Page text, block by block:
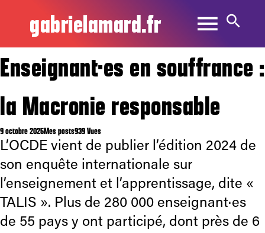
gabrielamard.fr
Enseignant·es en souffrance :
la Macronie responsable
9 octobre 2025Mes posts939 Vues
L’OCDE vient de publier l’édition 2024 de
son enquête internationale sur
l’enseignement et l’apprentissage, dite «
TALIS ». Plus de 280 000 enseignant·es
de 55 pays y ont participé, dont près de 6